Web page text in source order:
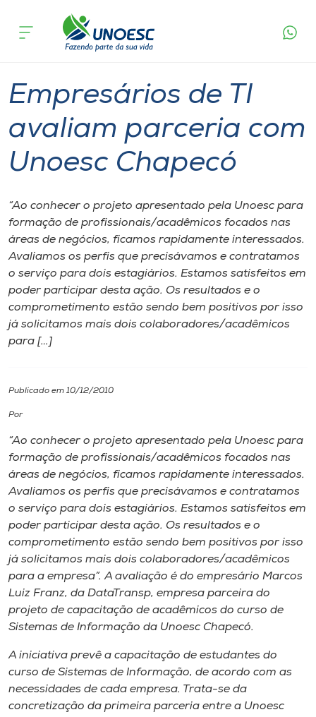
Cursos
Atendimento ao Estudante
Portal de Ensino
A
Internacionalização
I.nova
Diplomados
CPA
Biblioteca
Editora
Rádio
Unoesc
Store
acontece
Empresários de TI
avaliam parceria com
Unoesc Chapecó
“Ao conhecer o projeto apresentado pela Unoesc para
formação de profissionais/acadêmicos focados nas
áreas de negócios, ficamos rapidamente interessados.
Avaliamos os perfis que precisávamos e contratamos
o serviço para dois estagiários. Estamos satisfeitos em
poder participar desta ação. Os resultados e o
comprometimento estão sendo bem positivos por isso
já solicitamos mais dois colaboradores/acadêmicos
para […]
Publicado em 10/12/2010
Por
“Ao conhecer o projeto apresentado pela Unoesc para
formação de profissionais/acadêmicos focados nas
áreas de negócios, ficamos rapidamente interessados.
Avaliamos os perfis que precisávamos e contratamos
o serviço para dois estagiários. Estamos satisfeitos em
poder participar desta ação. Os resultados e o
comprometimento estão sendo bem positivos por isso
já solicitamos mais dois colaboradores/acadêmicos
para a empresa”. A avaliação é do empresário Marcos
Luiz Franz, da DataTransp, empresa parceira do
projeto de capacitação de acadêmicos do curso de
Sistemas de Informação da Unoesc Chapecó.
A iniciativa prevê a capacitação de estudantes do
curso de Sistemas de Informação, de acordo com as
necessidades de cada empresa. Trata-se da
concretização da primeira parceria entre a Unoesc